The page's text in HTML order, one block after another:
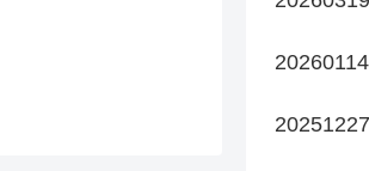
20260114
20251227